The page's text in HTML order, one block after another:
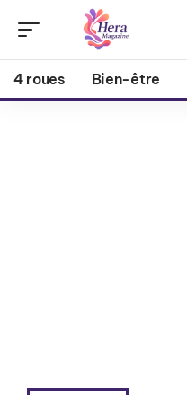
4 roues Bien-être